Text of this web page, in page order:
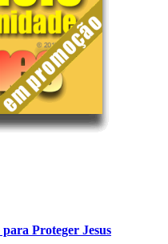
Proteger Jesus